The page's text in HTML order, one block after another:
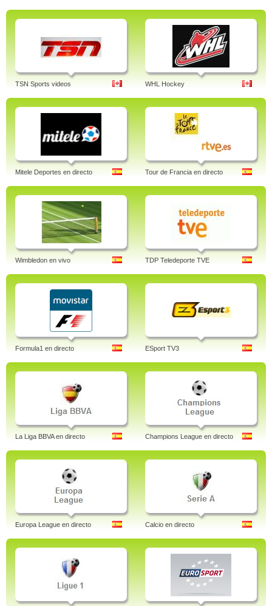
TSN Sports videos WHL Hockey
Mitele Deportes en directo Tour de Francia en directo
Wimbledon en vivo TDP Teledeporte TVE
Formula1 en directo ESport TV3
La Liga BBVA en directo Champions League en directo
Europa League en directo Calcio en directo